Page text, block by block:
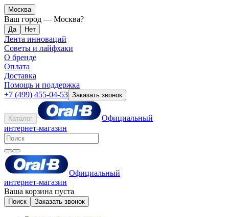
Москва
Ваш город — Москва?
Лента инноваций
Советы и лайфхаки
О бренде
Оплата
Доставка
Помощь и поддержка
+7 (499) 455-04-53 Заказать звонок
Каталог
Официальный
интернет-магазин
Официальный
интернет-магазин
Ваша корзина пуста
Поиск Заказать звонок